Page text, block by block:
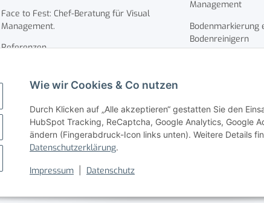
Wie wir Cookies & Co nutzen
Durch Klicken auf „Alle akzeptieren“ gestatten Sie den
HubSpot Tracking, ReCaptcha, Google Analytics, Google
ändern (Fingerabdruck-Icon links unten). Weitere Details
Datenschutzerklärung.
Impressum Datenschutz
Face to Fest: Chef-Beratung für Visual
Management.
Referenzen
Sonderanfertigung
Wir über uns
Zahlungsmöglichkeiten
Versandinformationen
Management
Bodenreinigern